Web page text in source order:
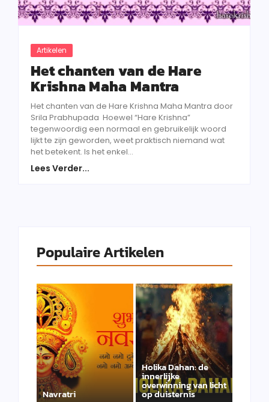
Artikelen
Het chanten van de Hare
Krishna Maha Mantra
Het chanten van de Hare Krishna Maha Mantra door
Srila Prabhupada Hoewel “Hare Krishna”
tegenwoordig een normaal en gebruikelijk woord
lijkt te zijn geworden, weet praktisch niemand wat
het betekent. Is het enkel...
Lees Verder...
Populaire Artikelen
Navratri
Holika Dahan: de
innerlijke
overwinning van licht
op duisternis